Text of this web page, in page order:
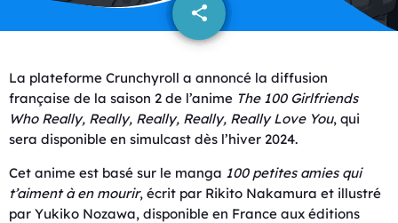
share
email
La plateforme Crunchyroll a annoncé la diffusion
française de la saison 2 de l’anime The 100 Girlfriends
Who Really, Really, Really, Really, Really Love You, qui
sera disponible en simulcast dès l’hiver 2024.
Cet anime est basé sur le manga 100 petites amies qui
t’aiment à en mourir, écrit par Rikito Nakamura et illustré
par Yukiko Nozawa, disponible en France aux éditions